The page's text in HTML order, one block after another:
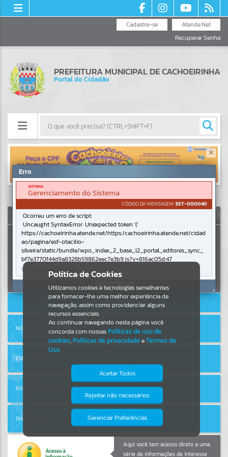
Atende.Net
Cadastre-se
Recuperar Senha
PREFEITURA MUNICIPAL DE CACHOEIRINHA
Portal do Cidadão
Resultados para""
Portais
Por favor, aguarde...
NOTÍCIAS
Por favor, aguarde...
Por favor, aguarde...
SERVIÇOS
Por favor, aguarde...
PÁGINAS
AUTOATENDIMENTO
ACESSAR SEM LOGIN
NOTA FISCAL ELETRÔNICA
ESCRITA FISCAL
PORTAL DA TRANSPARÊNCIA
DIÁRIO OFICIAL
Aqui você tem acesso direto a uma
série de informações de interesse
Política de Cookies
Utilizamos cookies e tecnologias semelhantes
para fornecer-lhe uma melhor experiência de
navegação, assim como providenciar alguns
recursos essenciais.
Ao continuar navegando nesta página você
concorda com nossas Políticas de uso de
cookies, Políticas de privacidadeeTermos de
Uso.
Aceitar Todos
Rejeitar não necessários
Gerenciar Preferências
Isto significa que diversos recursos
providenciados poderão não estar
Erro
SISTEMA
Gerenciamento do Sistema
CÓDIGO DA MENSAGEM:EST-000040
Ocorreu um erro de script:
Uncaught SyntaxError: Unexpected token '('
https://cachoeirinha.atende.net/https:/cachoeirinha.atende.net/cidad
ao/pagina/esf-otacilio-
silveira/static/bundle/wpo_index_2_base_l2_portal_editores_sync_
bf7e3770f44d9a8328b59862eec7e3b9.js?v=816ac05d:47
Verificar Mais Detalhes
OK